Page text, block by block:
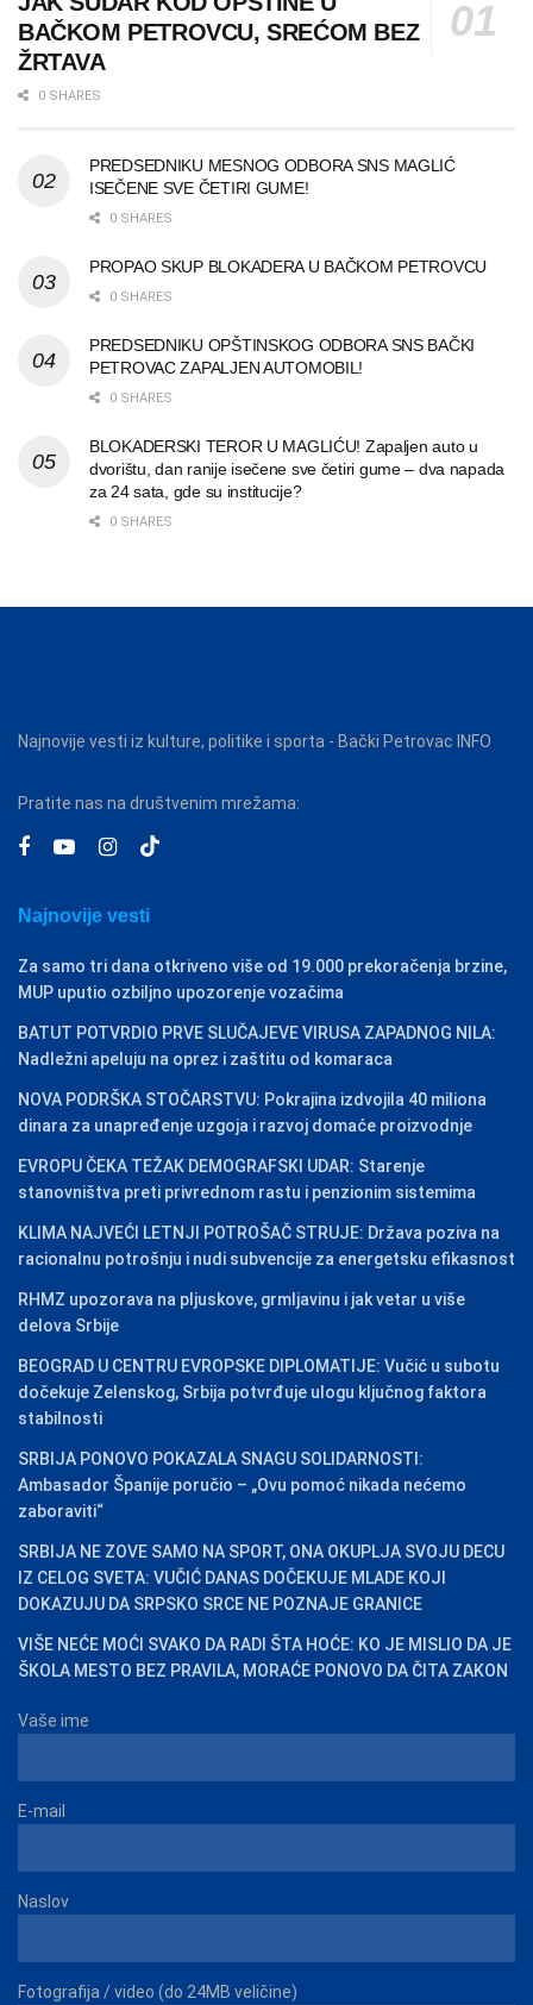
BAČKOM PETROVCU, SREĆOM BEZ
ŽRTAVA
0 SHARES
PREDSEDNIKU MESNOG ODBORA SNS MAGLIĆ
ISEČENE SVE ČETIRI GUME!
0 SHARES
PROPAO SKUP BLOKADERA U BAČKOM PETROVCU
0 SHARES
PREDSEDNIKU OPŠTINSKOG ODBORA SNS BAČKI
PETROVAC ZAPALJEN AUTOMOBIL!
0 SHARES
BLOKADERSKI TEROR U MAGLIĆU! Zapaljen auto u
dvorištu, dan ranije isečene sve četiri gume – dva napada
za 24 sata, gde su institucije?
0 SHARES
Najnovije vesti iz kulture, politike i sporta - Bački Petrovac INFO
Pratite nas na društvenim mrežama:
Najnovije vesti
Za samo tri dana otkriveno više od 19.000 prekoračenja brzine,
MUP uputio ozbiljno upozorenje vozačima
BATUT POTVRDIO PRVE SLUČAJEVE VIRUSA ZAPADNOG NILA:
Nadležni apeluju na oprez i zaštitu od komaraca
NOVA PODRŠKA STOČARSTVU: Pokrajina izdvojila 40 miliona
dinara za unapređenje uzgoja i razvoj domaće proizvodnje
EVROPU ČEKA TEŽAK DEMOGRAFSKI UDAR: Starenje
stanovništva preti privrednom rastu i penzionim sistemima
KLIMA NAJVEĆI LETNJI POTROŠAČ STRUJE: Država poziva na
racionalnu potrošnju i nudi subvencije za energetsku efikasnost
RHMZ upozorava na pljuskove, grmljavinu i jak vetar u više
delova Srbije
BEOGRAD U CENTRU EVROPSKE DIPLOMATIJE: Vučić u subotu
dočekuje Zelenskog, Srbija potvrđuje ulogu ključnog faktora
stabilnosti
SRBIJA PONOVO POKAZALA SNAGU SOLIDARNOSTI:
Ambasador Španije poručio – „Ovu pomoć nikada nećemo
zaboraviti“
SRBIJA NE ZOVE SAMO NA SPORT, ONA OKUPLJA SVOJU DECU
IZ CELOG SVETA: VUČIĆ DANAS DOČEKUJE MLADE KOJI
DOKAZUJU DA SRPSKO SRCE NE POZNAJE GRANICE
VIŠE NEĆE MOĆI SVAKO DA RADI ŠTA HOĆE: KO JE MISLIO DA JE
ŠKOLA MESTO BEZ PRAVILA, MORAĆE PONOVO DA ČITA ZAKON
Vaše ime
E-mail
Naslov
Fotografija / video (do 24MB veličine)